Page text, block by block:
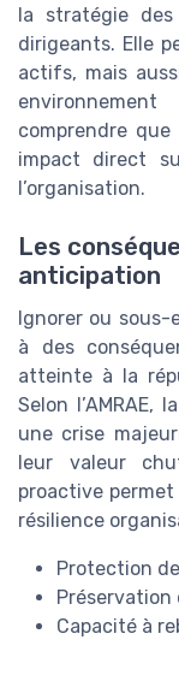
la stratégie
dirigeants. Elle
actifs, mais
comprendre
impact direct
l’organisation.
Les
anticipation
Ignorer ou sous-
à des
atteinte à la
Selon l’AMRAE,
une crise
leur valeur
proactive
résilience
Protection
Préservation
Capacité à